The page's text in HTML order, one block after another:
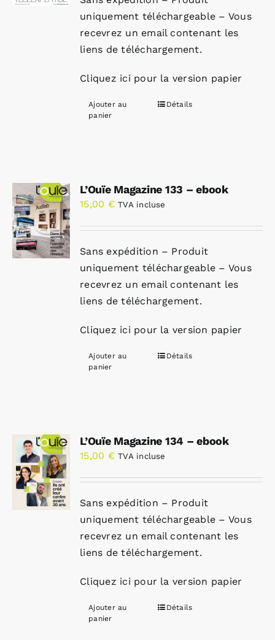
uniquement téléchargeable – Vous
recevrez un email contenant les
liens de téléchargement.
Cliquez ici pour la version papier
Ajouter au
panier
Détails
L’Ouïe Magazine 133 – ebook
15,00 € TVA incluse
Sans expédition – Produit
uniquement téléchargeable – Vous
recevrez un email contenant les
liens de téléchargement.
Cliquez ici pour la version papier
Ajouter au
panier
Détails
L’Ouïe Magazine 134 – ebook
15,00 € TVA incluse
Sans expédition – Produit
uniquement téléchargeable – Vous
recevrez un email contenant les
liens de téléchargement.
Cliquez ici pour la version papier
Ajouter au
panier
Détails